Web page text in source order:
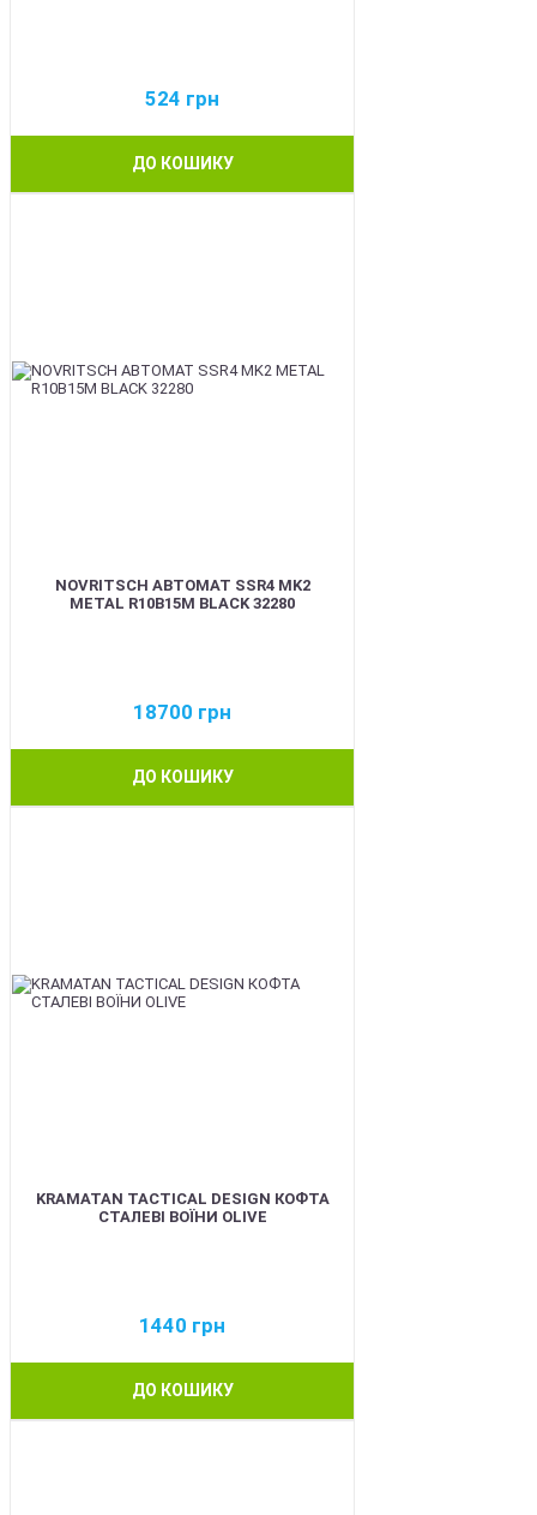
524 грн
ДО КОШИКУ
NOVRITSCH АВТОМАТ SSR4 MK2
METAL R10B15M BLACK 32280
18700 грн
ДО КОШИКУ
KRAMATAN TACTICAL DESIGN КОФТА
СТАЛЕВІ ВОЇНИ OLIVE
1440 грн
ДО КОШИКУ